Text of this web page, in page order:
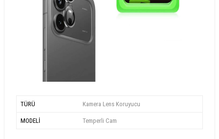
TÜRÜ Kamera Lens Koruyucu
MODELİ Temperli Cam